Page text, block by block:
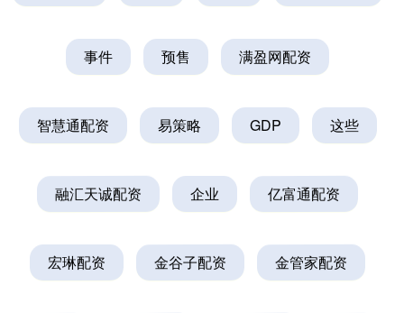
事件 预售 满盈网配资
智慧通配资 易策略 GDP 这些
融汇天诚配资 企业 亿富通配资
宏琳配资 金谷子配资 金管家配资